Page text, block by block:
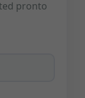
pronto